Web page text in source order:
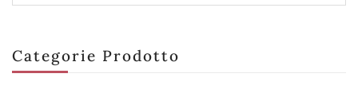
Categorie Prodotto